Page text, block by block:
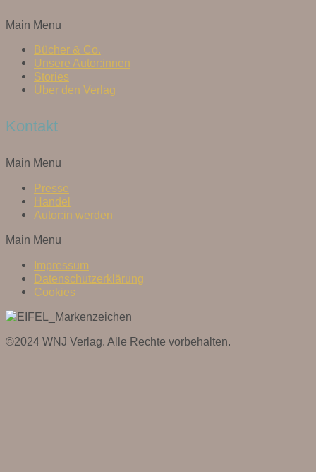
Main Menu
Bücher & Co.
Unsere Autor:innen
Stories
Über den Verlag
Kontakt
Main Menu
Presse
Handel
Autor:in werden
Main Menu
Impressum
Datenschutzerklärung
Cookies
©2024 WNJ Verlag. Alle Rechte vorbehalten.